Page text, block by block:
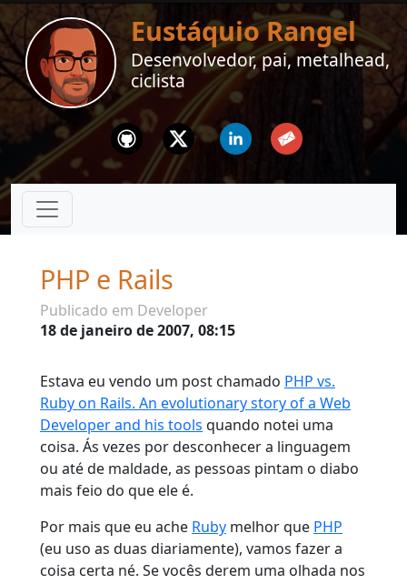
Eustáquio Rangel
Desenvolvedor, pai, metalhead,
ciclista
Github Twitter Linkedin Email
PHP e Rails
Publicado em Developer
18 de janeiro de 2007, 08:15
Estava eu vendo um post chamado PHP vs.
Ruby on Rails. An evolutionary story of a Web
Developer and his tools quando notei uma
coisa. Ás vezes por desconhecer a linguagem
ou até de maldade, as pessoas pintam o diabo
mais feio do que ele é.
Por mais que eu ache Ruby melhor que PHP
(eu uso as duas diariamente), vamos fazer a
coisa certa né. Se vocês derem uma olhada nos